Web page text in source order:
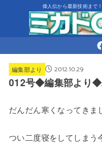
偉人伝から最新技術まで
編集部より 2012.10.29
012号◆編集部より
だんだん寒くなってきま
つい二度寝をしてしまう